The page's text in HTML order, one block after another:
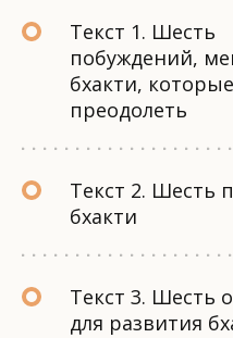
Текст 1. Шесть
побуждений,
бхакти,
преодолеть
Текст 2. Шесть
бхакти
Текст 3. Шесть
для развития